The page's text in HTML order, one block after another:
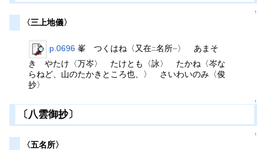
↑
〈三上地儀〉
p.0696 峯 つくはね〈又在二名所一 〉 あまそ
き やたけ〈万岑〉 たけとも〈詠〉 たかね〈岑な
らねど、山のたかきところ也、〉 さいわいのみ〈俊
抄〉
↑
〔八雲御抄〕
↑
〈五名所〉